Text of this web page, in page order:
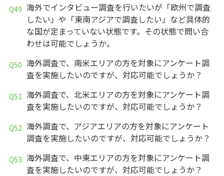
海外でインタビュー調査を行いたいが「欧州で調査
したい」や「東南アジアで調査したい」など具体的
な国が定まっていない状態です。その状態で問い合
わせは可能でしょうか。
海外調査で、南米エリアの方を対象にアンケート調
査を実施したいのですが、対応可能でしょうか？
海外調査で、北米エリアの方を対象にアンケート調
査を実施したいのですが、対応可能でしょうか？
海外調査で、アジアエリアの方を対象にアンケート
調査を実施したいのですが、対応可能でしょうか？
海外調査で、中東エリアの方を対象にアンケート調
査を実施したいのですが、対応可能でしょうか？